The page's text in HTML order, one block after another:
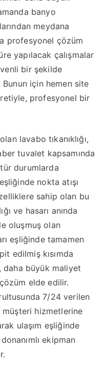
banyo
meydana
profesyonel çözüm
yapılacak çalışmalar
bir şekilde
için hemen site
profesyonel bir
lavabo tıkanıklığı,
tuvalet kapsamında
durumlarda
nokta atışı
sahip olan bu
ve hasarı anında
oluşmuş olan
eşliğinde tamamen
edilmiş kısımda
daha büyük maliyet
elde edilir.
7/24 verilen
müşteri hizmetlerine
ulaşım eşliğinde
ekipman